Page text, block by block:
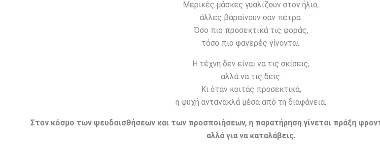
Μερικές μάσκες γυαλίζουν στον ήλιο,
άλλες βαραίνουν σαν πέτρα.
Όσο πιο προσεκτικά τις φοράς,
τόσο πιο φανερές γίνονται.
Η τέχνη δεν είναι να τις σκίσεις,
αλλά να τις δεις.
Κι όταν κοιτάς προσεκτικά,
η ψυχή αντανακλά μέσα από τη διαφάνεια.
Στον κόσμο των ψευδαισθήσεων και των προσποιήσεων, η παρατήρηση γίνεται πράξη
αλλά για να καταλάβεις.